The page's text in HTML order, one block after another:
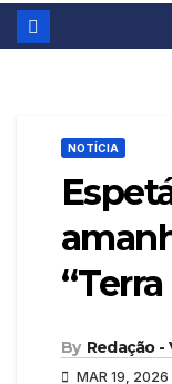
NOTÍCIA
By Redação -
MAR 19, 2026